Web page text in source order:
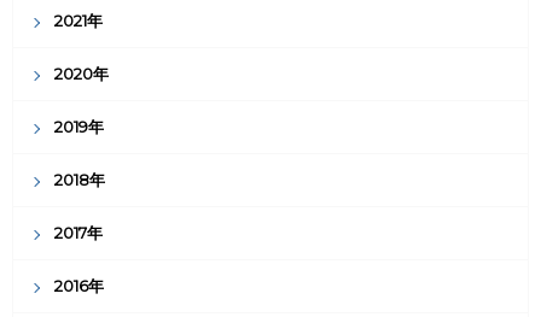
2021年
2020年
2019年
2018年
2017年
2016年